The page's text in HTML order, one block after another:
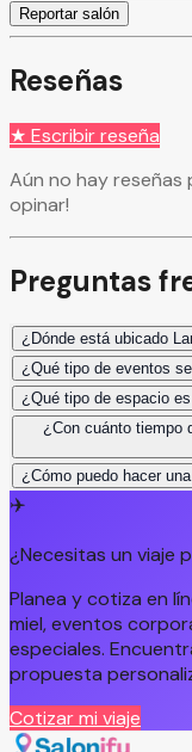
Reportar salón
Reseñas
★ Escribir reseña
Aún no hay reseñas
opinar!
Preguntas
¿Dónde está ubicado
¿Qué tipo de eventos
¿Qué tipo de espacio
¿Con cuánto tiempo
¿Cómo puedo hacer
✈️
¿Necesitas un viaje
Planea y cotiza en
miel, eventos
especiales.
propuesta
Cotizar mi viaje